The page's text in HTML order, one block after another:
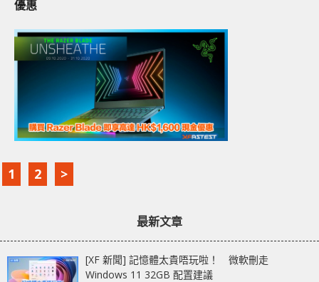
優惠
1 2 >
最新文章
[XF 新聞] 記憶體太貴唔玩啦！ 微軟刪走
Windows 11 32GB 配置建議